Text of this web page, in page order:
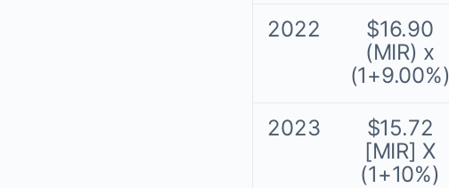
2022
$16.90
(MIR) x
(1+9.00%)
2023
$15.72
[MIR] X
(1+10%)